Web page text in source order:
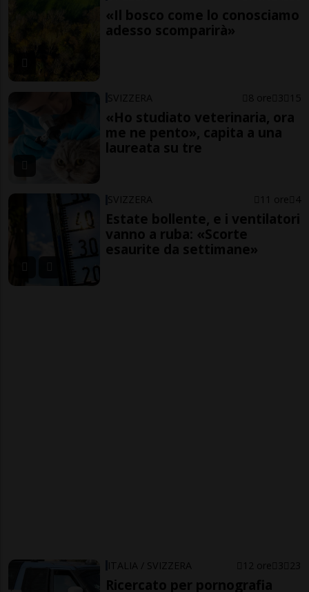
«Il bosco come lo conosciamo
adesso scomparirà»
SVIZZERA 8 ore 3 15
«Ho studiato veterinaria, ora
me ne pento», capita a una
laureata su tre
SVIZZERA 11 ore 4
Estate bollente, e i ventilatori
vanno a ruba: «Scorte
esaurite da settimane»
ITALIA / SVIZZERA 12 ore 3 23
Ricercato per pornografia